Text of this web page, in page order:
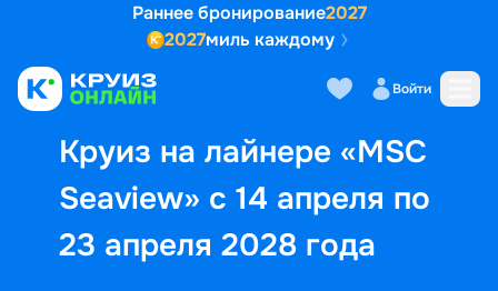
Раннее бронирование2027
2027миль каждому
Войти
Круиз на лайнере «MSC
Seaview» с 14 апреля по
23 апреля 2028 года
Выбор кают Маршрут и